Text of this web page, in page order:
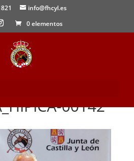
info@fhcyl.es
0 elementos
00142